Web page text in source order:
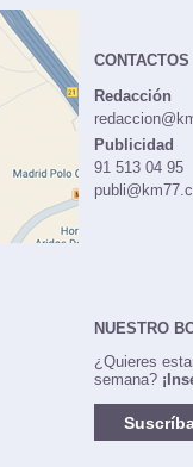
CONTACTOS
Redacción
Publicidad
91 513 04 95
NUESTRO
¿Quieres
semana?